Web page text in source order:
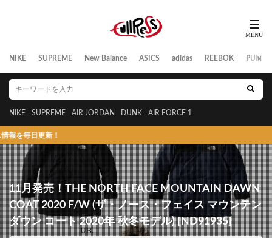
NIKE SUPREME New Balance ASICS adidas REEBOK PUMA
NIKE SUPREME AIR JORDAN DUNK AIR FORCE 1
新！
11月発売！THE NORTH FACE MOUNTAIN DAWN
COAT 2020 F/W (ザ・ノース・フェイス マウンテン
ダウン コート 2020年 秋冬モデル) [ND91935]